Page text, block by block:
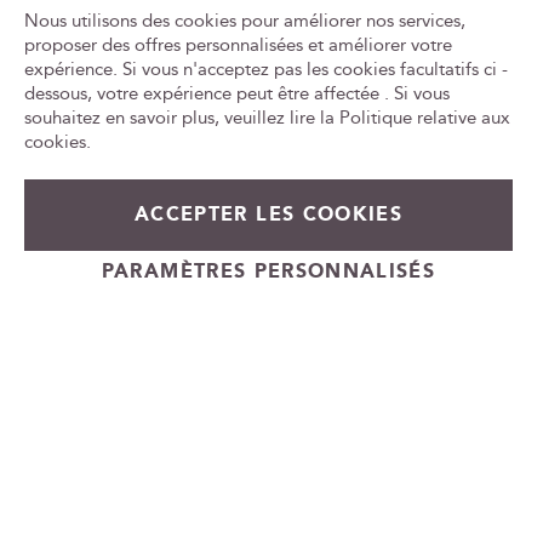
+
-
Ajouter au panier
r
e
n
e
w
s
e
e
CONSOMMER AVEC MODÉRATION
Cadeauvin.fr - © Copyright 2024 - Tous droits réservés
Nous utilisons des cookies pour améliorer nos services,
proposer des offres personnalisées et améliorer votre
expérience. Si vous n'acceptez pas les cookies facultatifs ci -
dessous, votre expérience peut être affectée . Si vous
souhaitez en savoir plus, veuillez lire la Politique relative aux
cookies.
ACCEPTER LES COOKIES
PARAMÈTRES PERSONNALISÉS